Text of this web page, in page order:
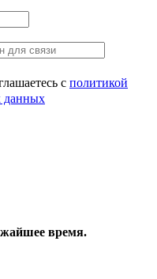
с политикой
данных
время.